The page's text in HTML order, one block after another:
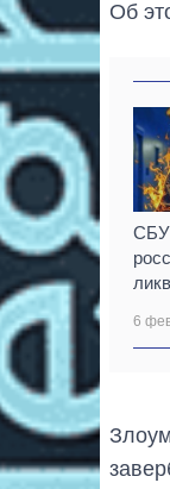
Об
СБУ
6